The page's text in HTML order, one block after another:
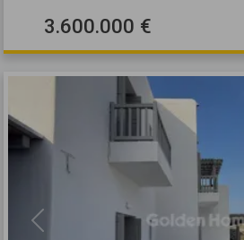
3.600.000 €
Previous